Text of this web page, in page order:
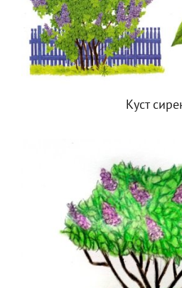
Куст